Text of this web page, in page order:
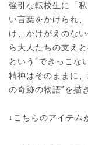
強引な転校生に「
い言葉をかけられ
け、かけがえのな
ら大人たちの支え
という“できっこな
精神はそのままに
の奇跡の物語”を描
↓こちらのアイテム